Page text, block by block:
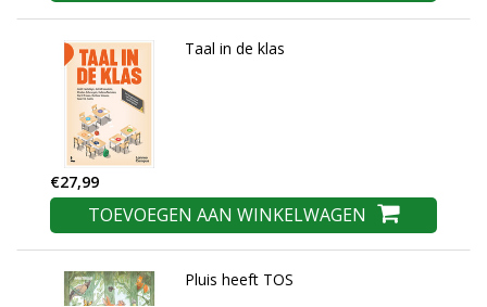
Taal in de klas
€27,99
TOEVOEGEN AAN WINKELWAGEN
Pluis heeft TOS